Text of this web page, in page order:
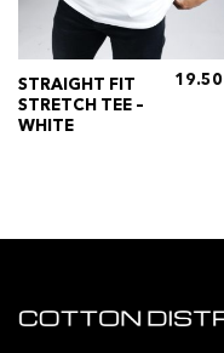
STRAIGHT FIT
STRETCH TEE –
WHITE
19.50